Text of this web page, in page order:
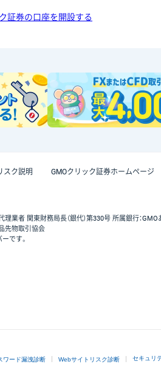
証券の口座を開設する
スク説明 GMOクリック証券ホームページ
業者 関東財務局長（銀代）第330号 所属銀行：
先物取引協会
です。
ワード漏洩診断 Webサイトリスク診断 セキュリ